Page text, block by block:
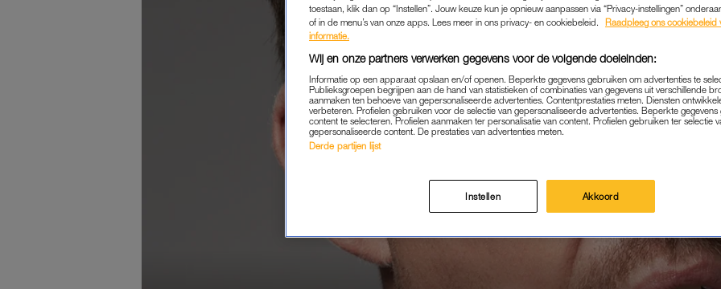
toestaan, klik dan op “Instellen”. Jouw keuze kun je opnieuw aanpassen via “Privacy-instellingen”
of in de menu’s van onze apps. Lees meer in ons privacy- en cookiebeleid.
Raadpleeg ons cookiebeleid
informatie.
Wij en onze partners verwerken gegevens voor de volgende doeleinden:
Informatie op een apparaat opslaan en/of openen. Beperkte gegevens gebruiken om advertenties te
Publieksgroepen begrijpen aan de hand van statistieken of combinaties van gegevens uit verschillende
aanmaken ten behoeve van gepersonaliseerde advertenties. Contentprestaties meten. Diensten
verbeteren. Profielen gebruiken voor de selectie van gepersonaliseerde advertenties. Beperkte
content te selecteren. Profielen aanmaken ter personalisatie van content. Profielen gebruiken ter selectie
gepersonaliseerde content. De prestaties van advertenties meten.
Derde partijen lijst
Instellen Akkoord